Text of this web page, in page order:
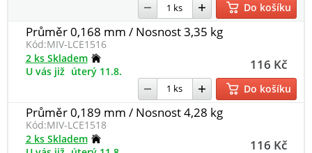
Do košíku
Průměr 0,168 mm / Nosnost 3,35 kg
Kód:MIV-LCE1516
116 Kč
2 ks Skladem
U vás již úterý 11.8.
Do košíku
Průměr 0,189 mm / Nosnost 4,28 kg
Kód:MIV-LCE1518
116 Kč
2 ks Skladem